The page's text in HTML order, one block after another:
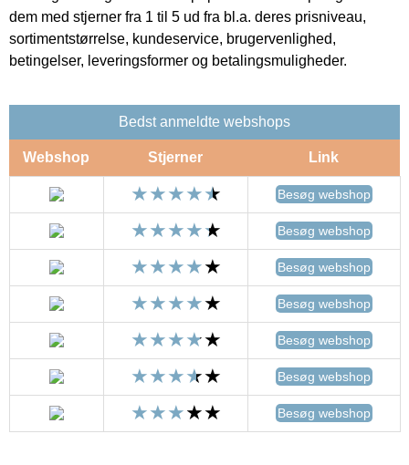
dem med stjerner fra 1 til 5 ud fra bl.a. deres prisniveau,
sortimentstørrelse, kundeservice, brugervenlighed,
betingelser, leveringsformer og betalingsmuligheder.
Bedst anmeldte webshops
Webshop Stjerner Link
Besøg webshop
Besøg webshop
Besøg webshop
Besøg webshop
Besøg webshop
Besøg webshop
Besøg webshop